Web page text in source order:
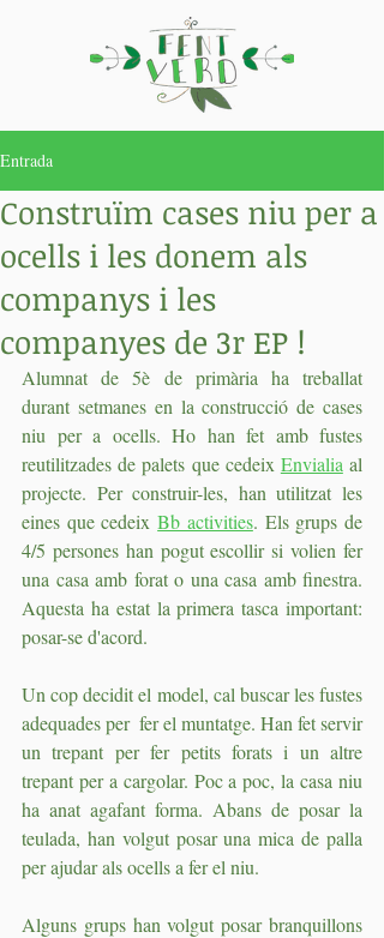
Entrada
Construïm cases niu per a
ocells i les donem als
companys i les
companyes de 3r EP !
Alumnat de 5è de primària ha treballat
durant setmanes en la construcció de cases
niu per a ocells. Ho han fet amb fustes
reutilitzades de palets que cedeix Envialia al
projecte. Per construir-les, han utilitzat les
eines que cedeix Bb activities. Els grups de
4/5 persones han pogut escollir si volien fer
una casa amb forat o una casa amb finestra.
Aquesta ha estat la primera tasca important:
posar-se d'acord.
Un cop decidit el model, cal buscar les fustes
adequades per  fer el muntatge. Han fet servir
un trepant per fer petits forats i un altre
trepant per a cargolar. Poc a poc, la casa niu
ha anat agafant forma. Abans de posar la
teulada, han volgut posar una mica de palla
per ajudar als ocells a fer el niu.
Alguns grups han volgut posar branquillons